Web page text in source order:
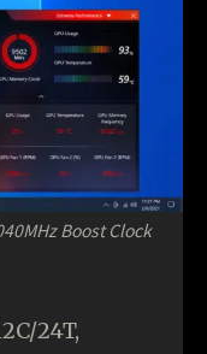
Boost Clock
24T,